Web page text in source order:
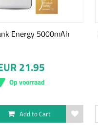
Energy 5000mAh
21.95
Op voorraad
Add to Cart